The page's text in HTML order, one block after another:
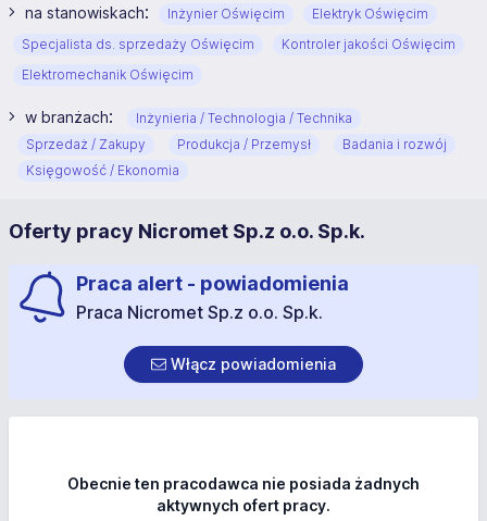
na stanowiskach: Inżynier Oświęcim
Elektryk Oświęcim
Specjalista ds. sprzedaży Oświęcim
Kontroler jakości Oświęcim
Elektromechanik Oświęcim
w branżach:
Inżynieria / Technologia / Technika
Sprzedaż / Zakupy
Produkcja / Przemysł
Badania i rozwój
Księgowość / Ekonomia
Oferty pracy Nicromet Sp.z o.o. Sp.k.
Praca alert - powiadomienia
Praca Nicromet Sp.z o.o. Sp.k.
Włącz powiadomienia
Obecnie ten pracodawca nie posiada żadnych
aktywnych ofert pracy.